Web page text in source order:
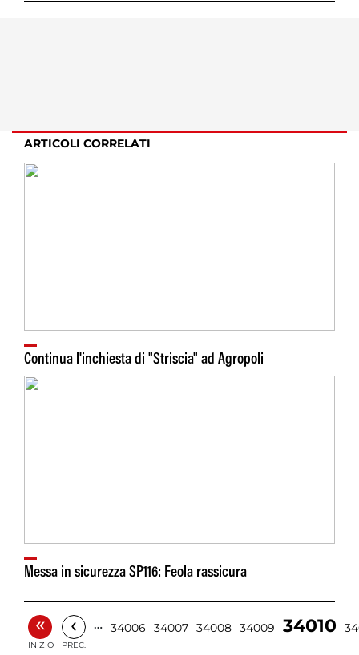
ARTICOLI CORRELATI
Continua l'inchiesta di "Striscia" ad Agropoli
Messa in sicurezza SP116: Feola rassicura
«
INIZIO
‹
PREC.
… 34006 34007 34008 34009 34010